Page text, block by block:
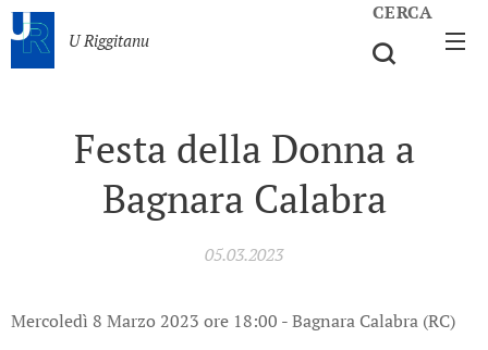
U Riggitanu
CERCA
Festa della Donna a
Bagnara Calabra
05.03.2023
Mercoledì 8 Marzo 2023 ore 18:00 - Bagnara Calabra (RC)